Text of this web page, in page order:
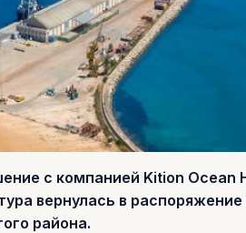
с компанией Kition Ocean
вернулась в распоряжение
района.